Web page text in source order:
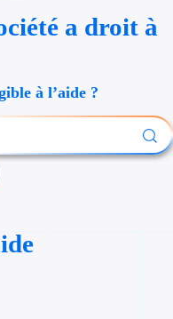
Création
Cession
Type de financements
a droit à
à l’aide ?